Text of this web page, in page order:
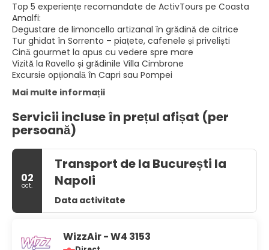
Top 5 experiențe recomandate de ActivTours pe Coasta
Amalfi:
Degustare de limoncello artizanal în grădină de citrice
Tur ghidat în Sorrento – piațete, cafenele și priveliști
Cină gourmet la apus cu vedere spre mare
Vizită la Ravello și grădinile Villa Cimbrone
Excursie opțională în Capri sau Pompei
Mai multe informații
Servicii incluse în prețul afișat (per
persoană)
02
oct.
Transport de la București la
Napoli
Data activitate
WizzAir - W4 3153